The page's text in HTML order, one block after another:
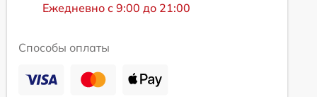
Ежедневно с 9:00 до 21:00
Способы оплаты